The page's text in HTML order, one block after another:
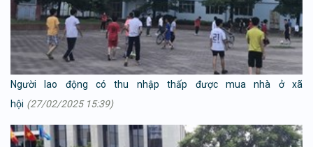
Người lao động có thu nhập thấp được mua nhà ở xã
hội (27/02/2025 15:39)